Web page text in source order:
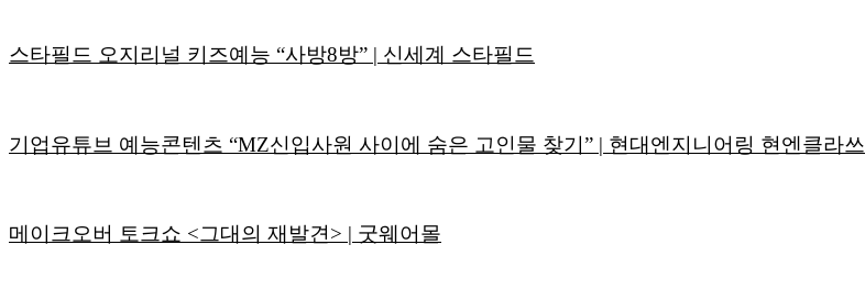
스타필드 오지리널 키즈예능 “사방8방” | 신세계 스타필드
기업유튜브 예능콘텐츠 “MZ신입사원 사이에 숨은 고인물 찾기” | 현대엔지니어링 현엔클라쓰
메이크오버 토크쇼 <그대의 재발견> | 굿웨어몰